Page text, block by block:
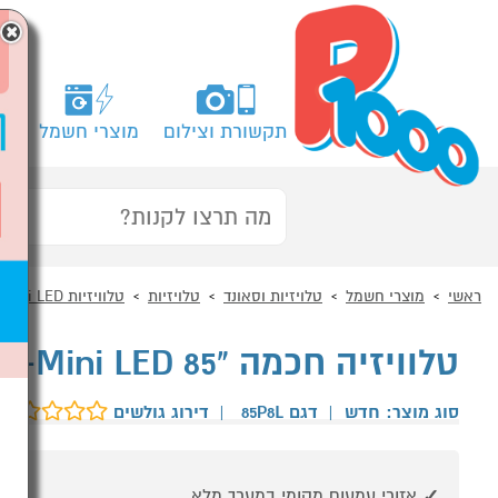
תקשורת וצילום מוצרי חשמל
ראשי מוצרי חשמל טלויזיות וסאונד טלויזיות טלוויזיות QD-Mini LED
טלוויזיה חכמה "85 TCL 85P8L 4K Premium QD-Mini LED
סוג מוצר: חדש | דגם 85P8L | דירוג גולשים
×